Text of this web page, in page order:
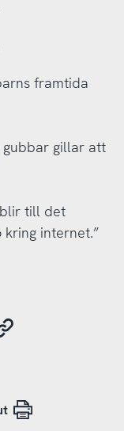
framtida
gubbar gillar att
till det
internet.”